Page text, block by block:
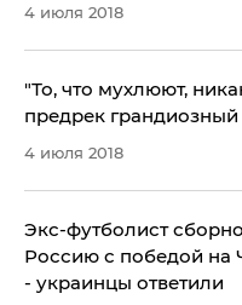
4 июля 2018
"То, что мухлюют,
предрек
4 июля 2018
Экс-футболист
Россию с победой на
- украинцы ответили